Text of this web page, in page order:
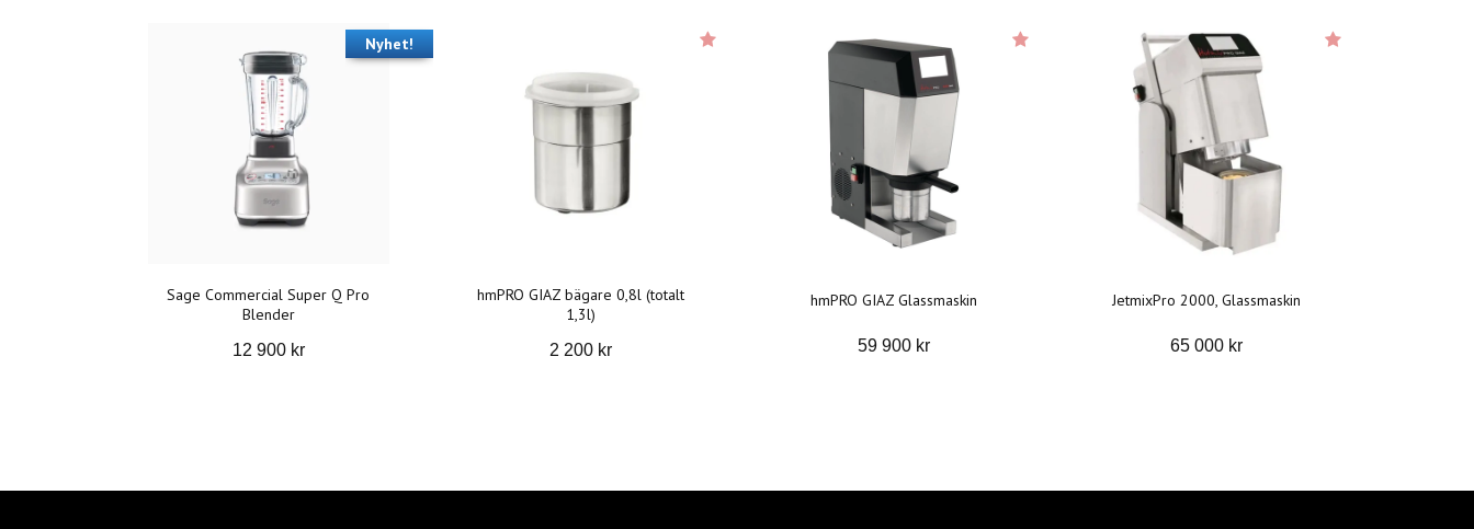
Nyhet!
Sage Commercial Super Q Pro
Blender
12 900 kr
hmPRO GIAZ bägare 0,8l (totalt
1,3l)
2 200 kr
hmPRO GIAZ Glassmaskin
59 900 kr
JetmixPro 2000, Glassmaskin
65 000 kr